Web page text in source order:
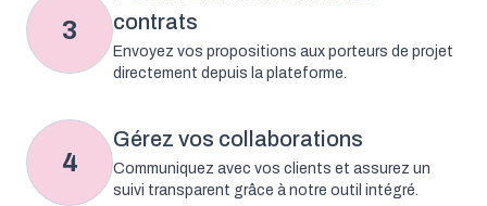
3
contrats
Envoyez vos propositions aux porteurs de projet
directement depuis la plateforme.
4
Gérez vos collaborations
Communiquez avec vos clients et assurez un
suivi transparent grâce à notre outil intégré.